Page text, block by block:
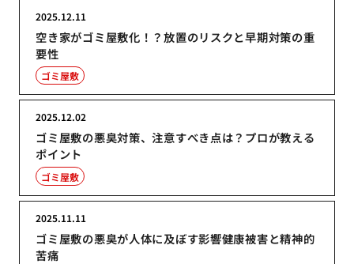
空き家がゴミ屋敷化！？放置のリスクと早期対策の重
要性
2025.12.11
ゴミ屋敷
ゴミ屋敷の悪臭対策、注意すべき点は？プロが教える
ポイント
2025.12.02
ゴミ屋敷
ゴミ屋敷の悪臭が人体に及ぼす影響健康被害と精神的
苦痛
2025.11.11